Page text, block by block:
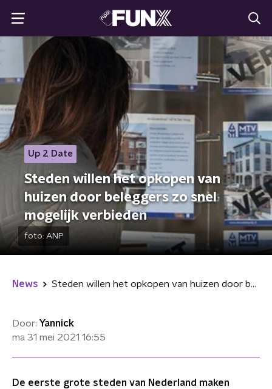
Up 2 Date
Steden willen het opkopen van
huizen door beleggers zo snel
mogelijk verbieden
foto: ANP
News Steden willen het opkopen van huizen door beleggers zo snel mogelijk verbieden
Door: Yannick
ma 31 mei 2021 16:55
De eerste grote steden van Nederland maken